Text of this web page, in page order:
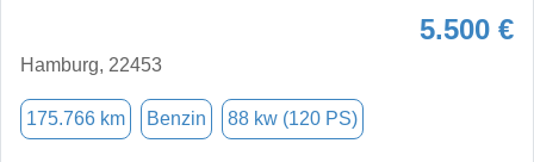
5.500 €
Hamburg, 22453
175.766 km Benzin 88 kw (120 PS)